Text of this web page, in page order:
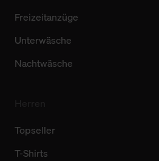
Freizeitanzüge
Unterwäsche
Nachtwäsche
Topseller
T-Shirts